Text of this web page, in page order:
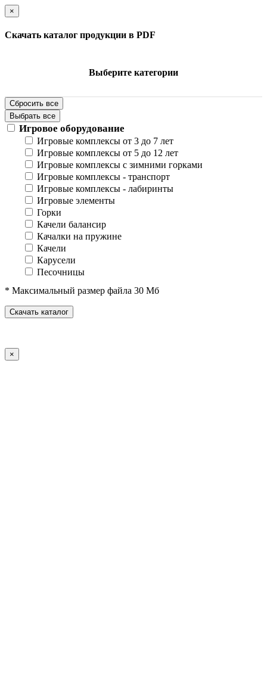
×
Скачать каталог продукции в PDF
Выберите категории
Сбросить все
Выбрать все
Игровое оборудование
Игровые комплексы от 3 до 7 лет
Игровые комплексы от 5 до 12 лет
Игровые комплексы с зимними горками
Игровые комплексы - транспорт
Игровые комплексы - лабиринты
Игровые элементы
Горки
Качели балансир
Качалки на пружине
Качели
Карусели
Песочницы
Домики-беседки
Детские столики и скамьи
Теневые навесы и сцены
* Максимальный размер файла 30 Мб
Скачать каталог
×